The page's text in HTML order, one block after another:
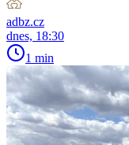
adbz.cz
dnes, 18:30
1 min